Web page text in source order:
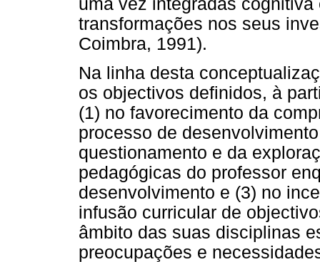
uma vez integradas
transformações nos seus
Coimbra, 1991).
Na linha desta
os objectivos definidos, à
(1) no favorecimento da
processo de
questionamento e da
pedagógicas do professor
desenvolvimento e (3) no
infusão curricular de
âmbito das suas disciplinas
preocupações e